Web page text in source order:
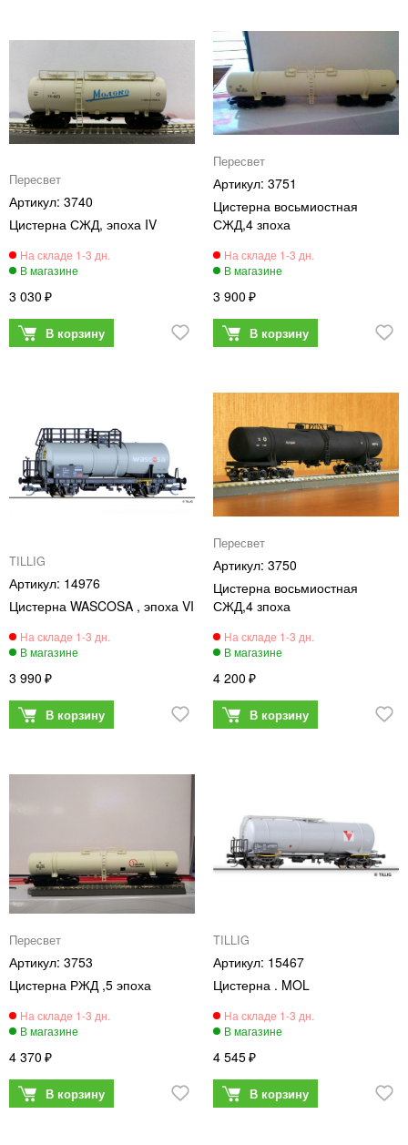
Пересвет
3740
Цистерна СЖД, эпоха IV
3 030
Пересвет
3751
Цистерна восьмиостная
СЖД,4 зпоха
3 900
TILLIG
14976
Цистерна WASCOSA , эпоха VI
3 990
Пересвет
3750
Цистерна восьмиостная
СЖД,4 зпоха
4 200
Пересвет
3753
Цистерна РЖД ,5 эпоха
4 370
TILLIG
15467
Цистерна . MOL
4 545